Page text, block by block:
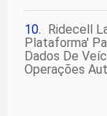
Ridecell
Plataforma'
Dados De
Operações